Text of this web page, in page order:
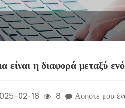
είναι η διαφορά μεταξύ
02-18 8
Αφήστε μου